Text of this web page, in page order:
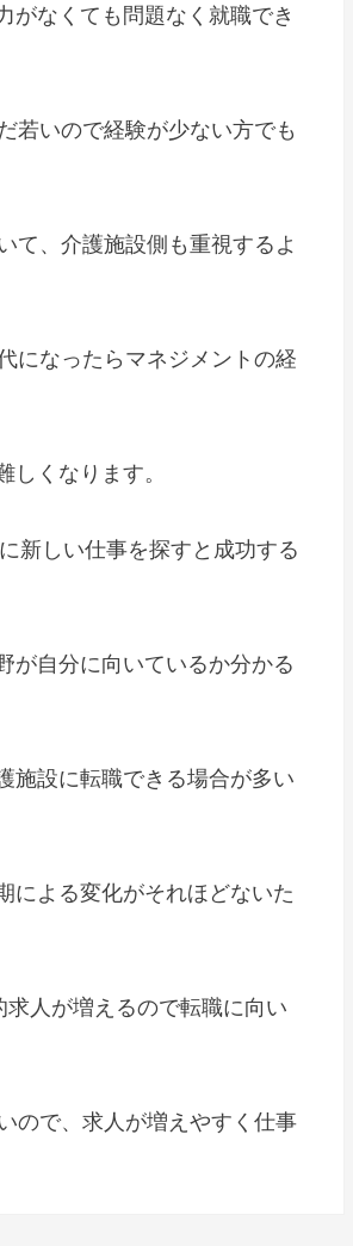
がなくても問題なく就職でき
若いので経験が少ない方でも
て、介護施設側も重視するよ
になったらマネジメントの経
くなります。
新しい仕事を探すと成功する
が自分に向いているか分かる
施設に転職できる場合が多い
による変化がそれほどないた
人が増えるので転職に向い
ので、求人が増えやすく仕事